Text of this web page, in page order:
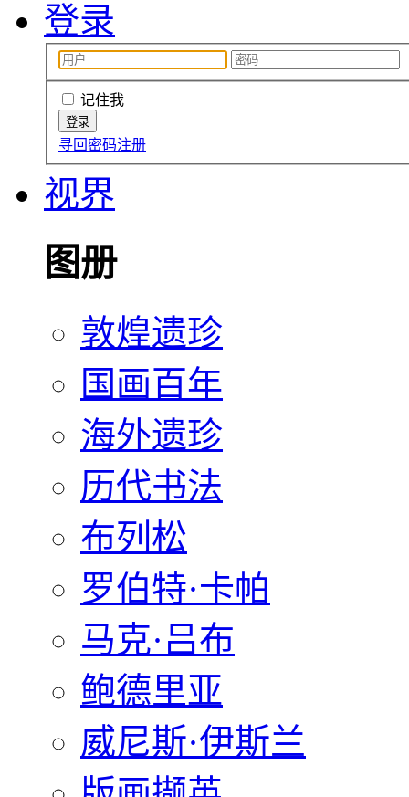
登录
记住我
寻回密码注册
视界
图册
敦煌遗珍
国画百年
海外遗珍
历代书法
布列松
罗伯特·卡帕
马克·吕布
鲍德里亚
威尼斯·伊斯兰